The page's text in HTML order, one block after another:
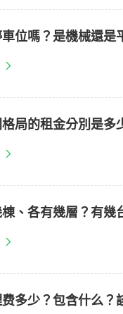
車位嗎？是機械還
格局的租金分別是
棟、各有幾層？有
费多少？包含什么